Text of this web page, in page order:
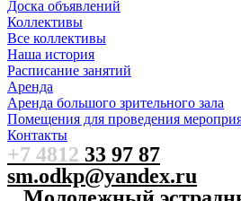
Доска объявлений
Коллективы
Все коллективы
Наша история
Расписание занятий
Аренда
Аренда большого зрительного зала
Помещения для проведения
Контакты
+7 4812 33 97 87
sm.odkp@yandex.ru